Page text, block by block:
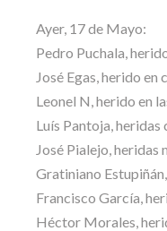
Ayer, 17 de Mayo:
Pedro Puchala,
José Egas, herido en
Leonel N, herido en
Luís Pantoja, heridas
José Pialejo, heridas
Gratiniano
Francisco García,
Héctor Morales,